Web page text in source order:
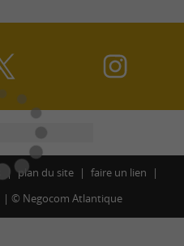
plan du site
faire un lien
© Negocom Atlantique